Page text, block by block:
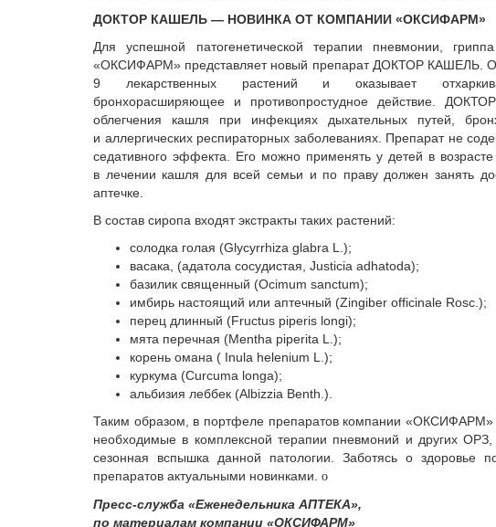
ДОКТОР КАШЕЛЬ — НОВИНКА ОТ КОМПАНИИ «ОКСИФАРМ»
Для успешной патогенетической терапии пневмонии,
«ОКСИФАРМ» представляет новый препарат ДОКТОР КАШЕЛЬ. Он
9 лекарственных растений и оказывает
бронхорасширяющее и противопростудное действие.
облегчения кашля при инфекциях дыхательных путей,
и аллергических респираторных заболеваниях. Препарат не
седативного эффекта. Его можно применять у детей в
в лечении кашля для всей семьи и по праву должен занять
аптечке.
В состав сиропа входят экстракты таких растений:
солодка голая (Glycyrrhiza glabra L.);
васака, (адатола сосудистая, Justicia adhatoda);
базилик священный (Ocimum sanctum);
имбирь настоящий или аптечный (Zingiber officinale Rosc.);
перец длинный (Fructus piperis longi);
мята перечная (Mentha piperita L.);
корень омана ( Inula helenium L.);
куркума (Curcuma longa);
альбизия леббек (Albizzia Benth.).
Таким образом, в портфеле препаратов компании «ОКСИФАРМ»
необходимые в комплексной терапии пневмоний и других
сезонная вспышка данной патологии. Заботясь о здоровье
препаратов актуальными новинками. o
Пресс-служба «Еженедельника АПТЕКА»,
по материалам компании «ОКСИФАРМ»